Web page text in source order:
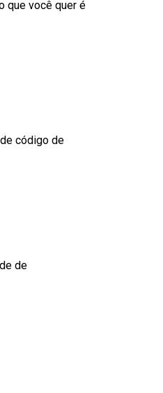
que você quer é
código de
de